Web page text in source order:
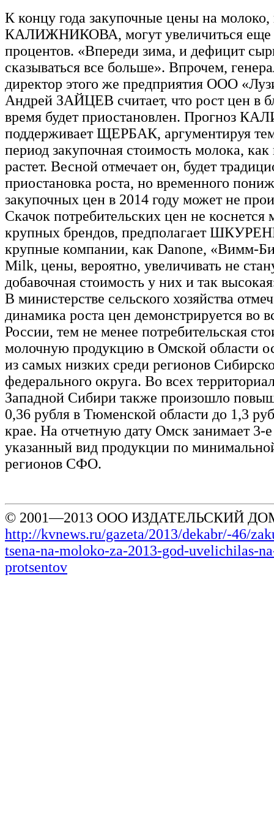
К концу года закупочные цены на
КАЛИЖНИКОВА, могут увеличиться еще
процентов. «Впереди зима, и дефицит
сказываться все больше». Впрочем,
директор этого же предприятия ООО
Андрей ЗАЙЦЕВ считает, что рост цен в
время будет приостановлен. Прогноз
поддерживает ЩЕРБАК, аргументируя
период закупочная стоимость молока, как
растет. Весной отмечает он, будет
приостановка роста, но временного
закупочных цен в 2014 году может не
Скачок потребительских цен не коснется
крупных брендов, предполагает
крупные компании, как Danone, «Вимм-
Milk, цены, вероятно, увеличивать не
добавочная стоимость у них и так
В министерстве сельского хозяйства
динамика роста цен демонстрируется во
России, тем не менее потребительская
молочную продукцию в Омской области
из самых низких среди регионов
федерального округа. Во всех
Западной Сибири также произошло
0,36 рубля в Тюменской области до 1,3
крае. На отчетную дату Омск занимает 3-
указанный вид продукции по
регионов СФО.
© 2001—2013 ООО ИЗДАТЕЛЬСКИЙ
http://kvnews.ru/gazeta/2013/dekabr/-46/
tsena-na-moloko-za-2013-god-uvelichilas-
protsentov